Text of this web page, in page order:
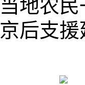
地农
后支